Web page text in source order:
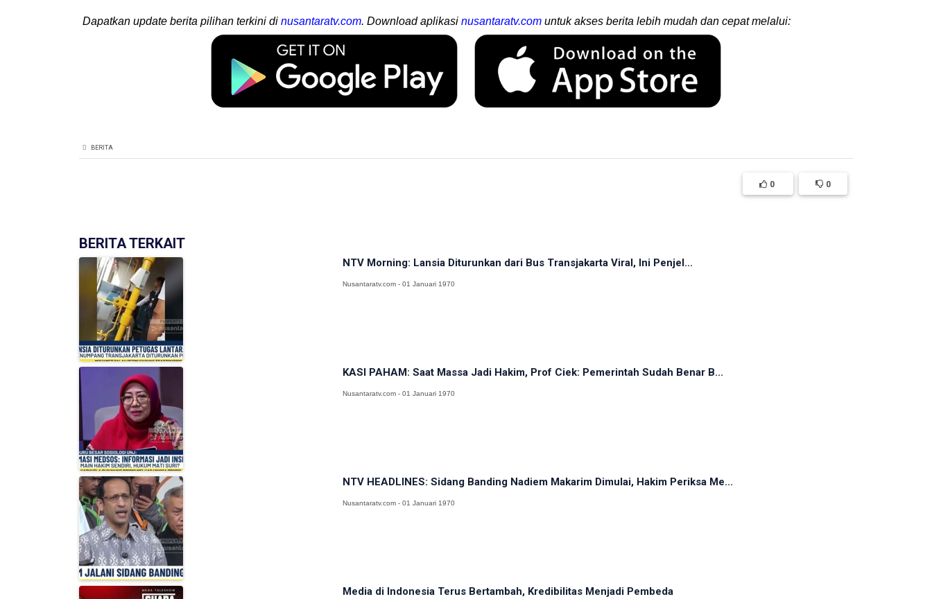
Dapatkan update berita pilihan terkini di nusantaratv.com. Download aplikasi nusantaratv.com untuk akses berita lebih mudah dan cepat melalui:
BERITA
0 0
BERITA TERKAIT
NTV Morning: Lansia Diturunkan dari Bus Transjakarta Viral, Ini Penjel...
Nusantaratv.com - 01 Januari 1970
KASI PAHAM: Saat Massa Jadi Hakim, Prof Ciek: Pemerintah Sudah Benar B...
Nusantaratv.com - 01 Januari 1970
NTV HEADLINES: Sidang Banding Nadiem Makarim Dimulai, Hakim Periksa Me...
Nusantaratv.com - 01 Januari 1970
Media di Indonesia Terus Bertambah, Kredibilitas Menjadi Pembeda